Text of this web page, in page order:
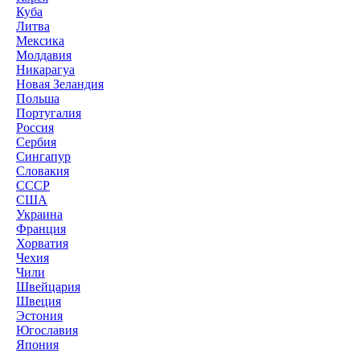
Куба
Литва
Мексика
Молдавия
Никарагуа
Новая Зеландия
Польша
Португалия
Россия
Сербия
Сингапур
Словакия
СССР
США
Украина
Франция
Хорватия
Чехия
Чили
Швейцария
Швеция
Эстония
Югославия
Япония